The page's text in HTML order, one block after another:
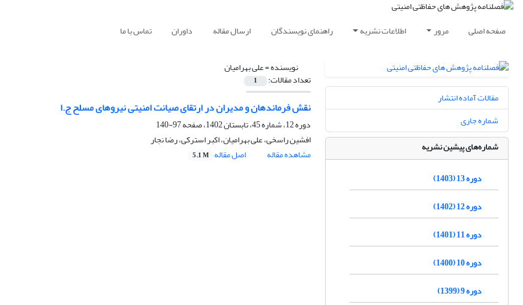
صفحه اصلی مرور اطلاعات نشریه راهنمای نویسندگان ارسال مقاله داوران تماس با ما
نویسنده =علی بهرامیان
تعداد مقالات: 1
نقش فرماندهان و مدیران در ارتقای صیانت امنیتی نیروهای مسلح ج.ا
دوره 12، شماره 45، تابستان 1402، صفحه
97-140
افشین راسخی، علی بهرامیان، اکبر استرکی، رضا نجار
مشاهده مقاله
اصل مقاله 5.1 M
مقالات آماده انتشار
شماره جاری
شماره‌های پیشین نشریه
دوره 13 (1403)
دوره 12 (1402)
دوره 11 (1401)
دوره 10 (1400)
دوره 9 (1399)